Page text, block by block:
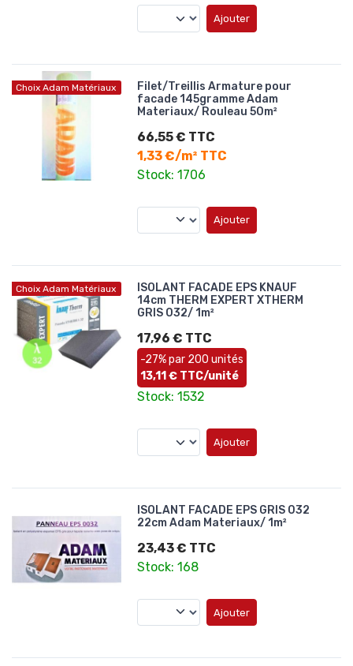
Ajouter
Choix Adam Matériaux
Filet/Treillis Armature pour
facade 145gramme Adam
Materiaux/ Rouleau 50m²
66,55 € TTC
1,33 €/m² TTC
Stock: 1706
Ajouter
Choix Adam Matériaux
ISOLANT FACADE EPS KNAUF
14cm THERM EXPERT XTHERM
GRIS 032/ 1m²
17,96 € TTC
-27% par 200 unités
13,11 € TTC/unité
Stock: 1532
Ajouter
ISOLANT FACADE EPS GRIS 032
22cm Adam Materiaux/ 1m²
23,43 € TTC
Stock: 168
Ajouter